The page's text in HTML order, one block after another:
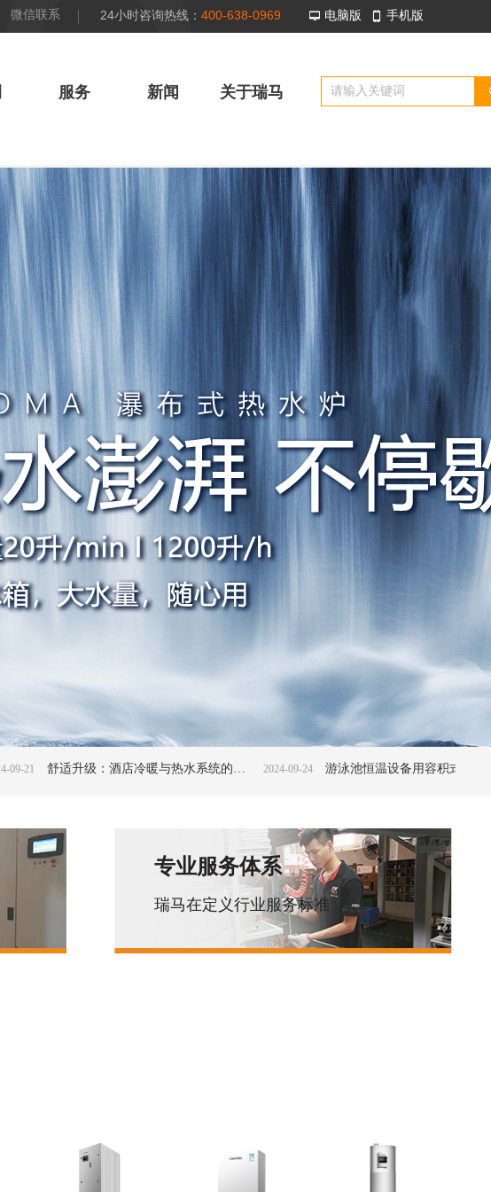
24小时咨询热线： 400-638-0969
微信联系 넡 电脑版 넓 手机版
服务 新闻 关于瑞马
2024-09-24
舒适升级：酒店冷暖与热水系统的创新方案 2024-09-
游泳池恒温设备用容积式燃气热水锅炉的好吗？
专业服务体系
瑞马在定义行业服务标准